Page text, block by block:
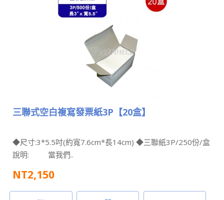
三聯式空白複寫發票紙3P【20盒】
◆尺寸:3*5.5吋(約寬7.6cm*長14cm) ◆三聯紙3P/250份/盒
說明: 當我們..
NT2,150